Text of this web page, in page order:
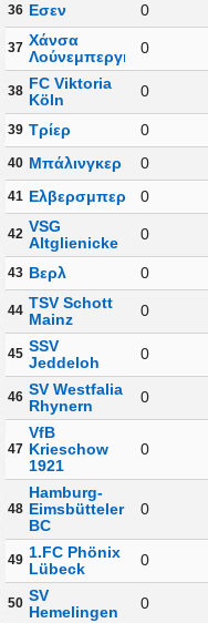
36 Εσεν 0
37 Χάνσα
Λούνεμπεργκ
0
38 FC Viktoria
Köln
0
39 Τρίερ 0
40 Μπάλινγκερ 0
41 Ελβερσμπεργκ0
42 VSG
Altglienicke
0
43 Βερλ 0
44 TSV Schott
Mainz
0
45 SSV
Jeddeloh
0
46 SV Westfalia
Rhynern
0
47
VfB
Krieschow
1921
0
48
Hamburg-
Eimsbütteler
BC
0
49 1.FC Phönix
Lübeck
0
50 SV
Hemelingen
0